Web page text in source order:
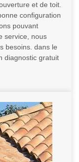
et de toit.
configuration
pouvant
service, nous
besoins. dans le
diagnostic gratuit